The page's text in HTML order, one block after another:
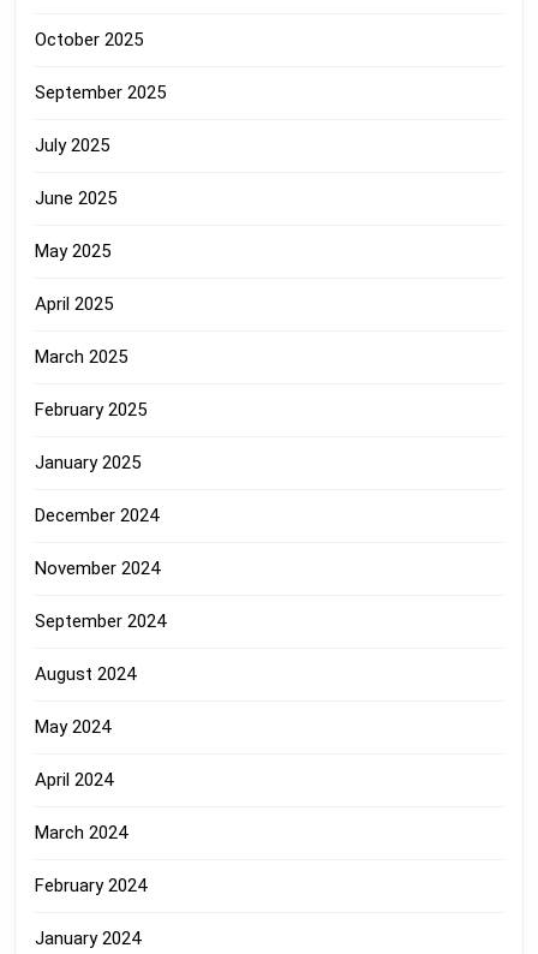
October 2025
September 2025
July 2025
June 2025
May 2025
April 2025
March 2025
February 2025
January 2025
December 2024
November 2024
September 2024
August 2024
May 2024
April 2024
March 2024
February 2024
January 2024